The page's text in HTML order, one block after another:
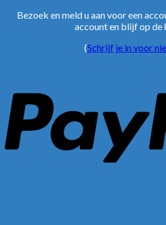
Bezoek en meld u aan voor een
account en blijf op de
(Schrijf je in voor